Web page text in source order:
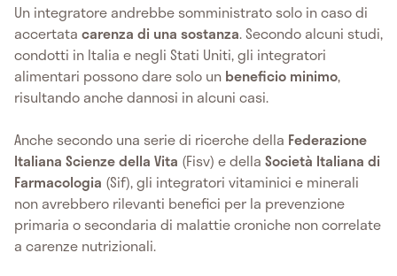
Un integratore andrebbe somministrato solo in caso di
accertata carenza di una sostanza. Secondo alcuni studi,
condotti in Italia e negli Stati Uniti, gli integratori
alimentari possono dare solo un beneficio minimo,
risultando anche dannosi in alcuni casi.
Anche secondo una serie di ricerche della Federazione
Italiana Scienze della Vita (Fisv) e della Società Italiana di
Farmacologia (Sif), gli integratori vitaminici e minerali
non avrebbero rilevanti benefici per la prevenzione
primaria o secondaria di malattie croniche non correlate
a carenze nutrizionali.